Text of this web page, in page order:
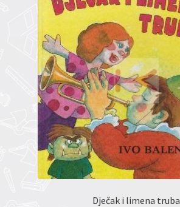
Dječak i limena truba